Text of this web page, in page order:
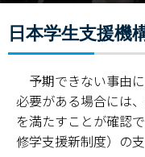
一般・地域
教職員の方へ
大学紹介
入試情報
日本学生支援機
予期できない事由
必要がある場合には
を満たすことが確認
修学支援新制度）の